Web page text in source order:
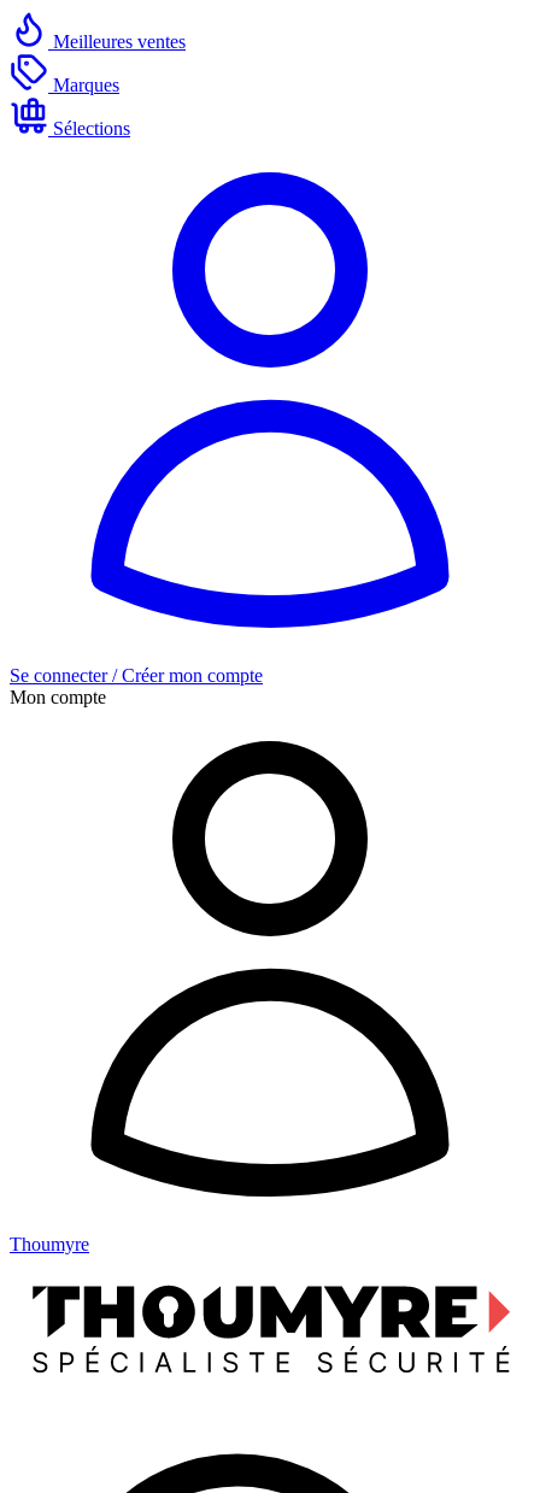
Meilleures ventes
Marques
Sélections
Se connecter / Créer mon compte
Mon compte
Thoumyre